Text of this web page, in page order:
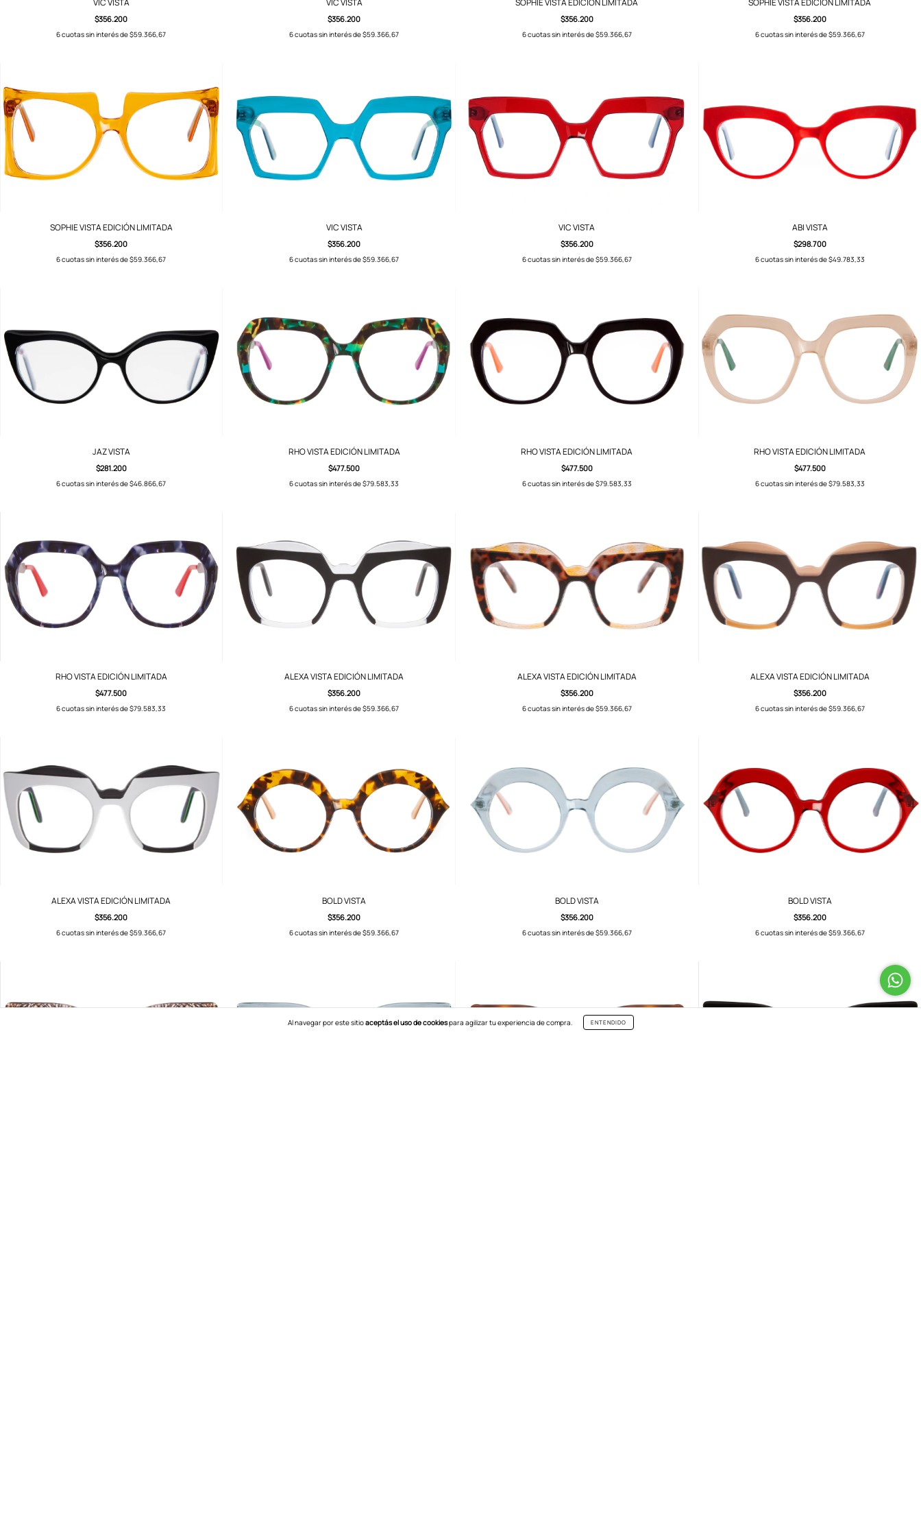
Al navegar por este sitioaceptás el uso de cookiespara agilizar tu experiencia de compra. ENTENDIDO
VIC VISTA
$356.200
6cuotas sin interés de$59.366,67
VIC VISTA
$356.200
6cuotas sin interés de$59.366,67
SOPHIE VISTA EDICIÓN LIMITADA
$356.200
6cuotas sin interés de$59.366,67
SOPHIE VISTA EDICIÓN LIMITADA
$356.200
6cuotas sin interés de$59.366,67
SOPHIE VISTA EDICIÓN LIMITADA
$356.200
6cuotas sin interés de$59.366,67
VIC VISTA
$356.200
6cuotas sin interés de$59.366,67
VIC VISTA
$356.200
6cuotas sin interés de$59.366,67
ABI VISTA
$298.700
6cuotas sin interés de$49.783,33
JAZ VISTA
$281.200
6cuotas sin interés de$46.866,67
RHO VISTA EDICIÓN LIMITADA
$477.500
6cuotas sin interés de$79.583,33
RHO VISTA EDICIÓN LIMITADA
$477.500
6cuotas sin interés de$79.583,33
RHO VISTA EDICIÓN LIMITADA
$477.500
6cuotas sin interés de$79.583,33
RHO VISTA EDICIÓN LIMITADA
$477.500
6cuotas sin interés de$79.583,33
ALEXA VISTA EDICIÓN LIMITADA
$356.200
6cuotas sin interés de$59.366,67
ALEXA VISTA EDICIÓN LIMITADA
$356.200
6cuotas sin interés de$59.366,67
ALEXA VISTA EDICIÓN LIMITADA
$356.200
6cuotas sin interés de$59.366,67
ALEXA VISTA EDICIÓN LIMITADA
$356.200
6cuotas sin interés de$59.366,67
BOLD VISTA
$356.200
6cuotas sin interés de$59.366,67
BOLD VISTA
$356.200
6cuotas sin interés de$59.366,67
BOLD VISTA
$356.200
6cuotas sin interés de$59.366,67